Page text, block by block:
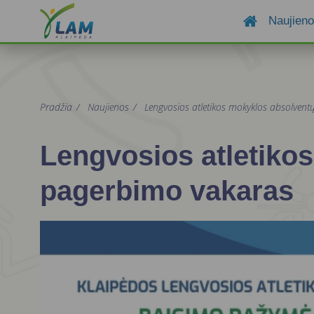
Pradžia / Naujienos / Lengvosios atletikos mokyklos
Lengvosios
pagerbimo vakaras